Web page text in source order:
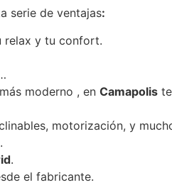
serie de ventajas:
relax y tu confort.
moderno , en Camapolis
motorización, y
.
el fabricante.